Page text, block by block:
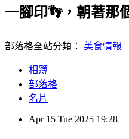
一腳印👣，朝著那
部落格全站分類： 美食情報
相簿
部落格
名片
Apr 15 Tue 2025 19:28